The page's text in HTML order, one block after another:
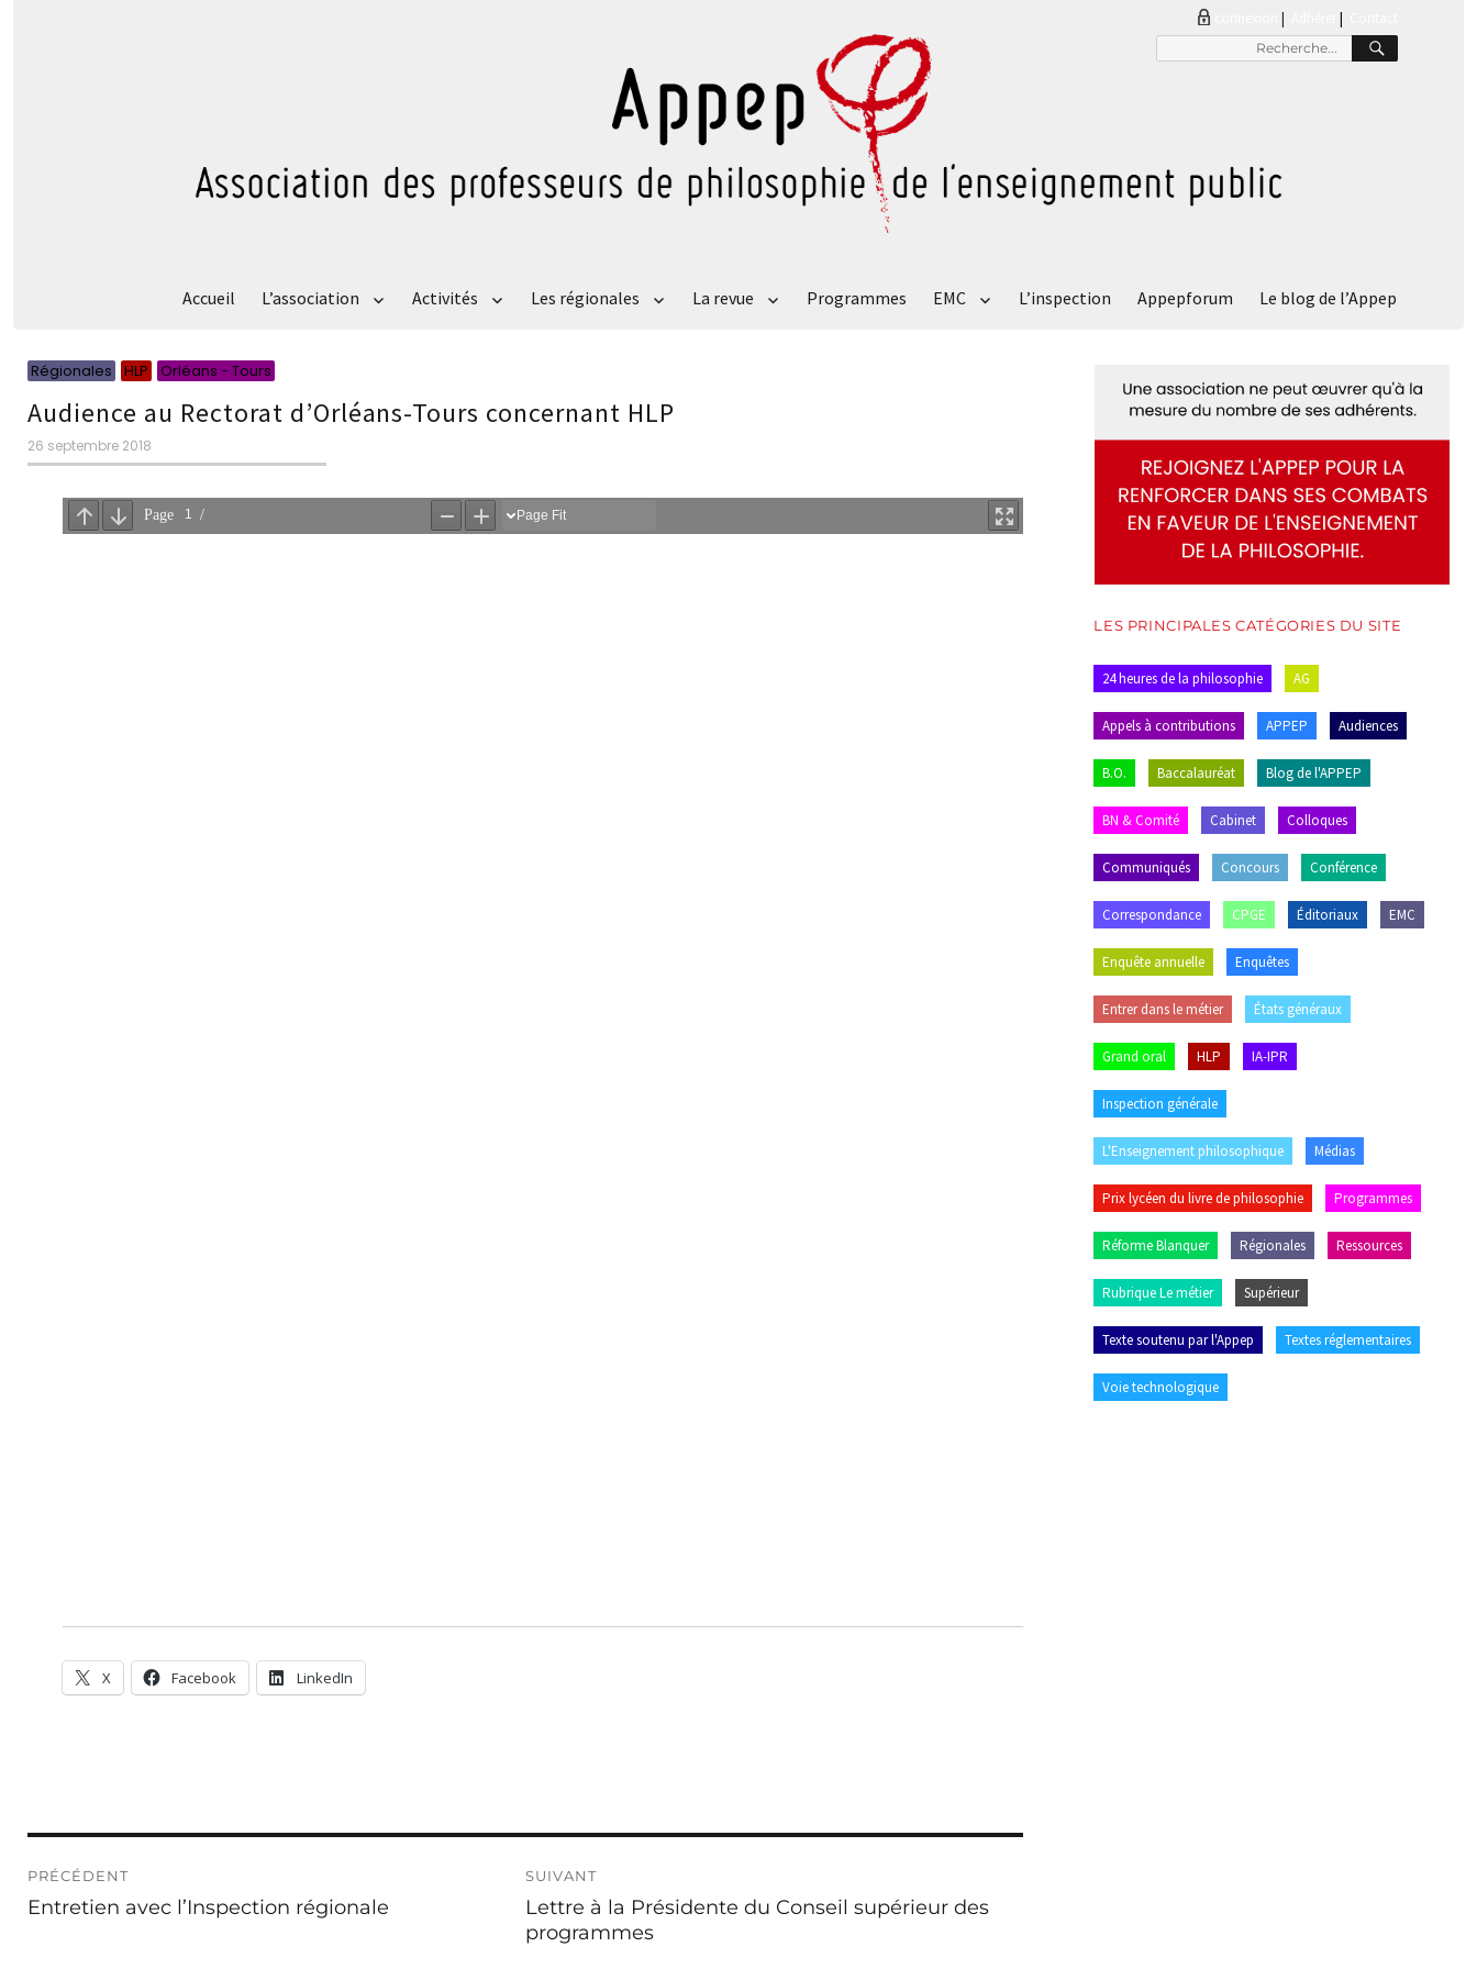
|
pour
Accueil L’association Activités Les régionales La revue Programmes EMC L’inspection Appepforum Le blog de l’Appep
Régionales HLP Orléans - Tours
Audience au Rectorat d’Orléans-Tours concernant HLP
Publié
le
26 septembre 2018
X Facebook LinkedIn
de
l’article
PRÉCÉDENT
Publication
Entretien avec l’Inspection régionale
SUIVANT
Publication
suivante :
Lettre à la Présidente du Conseil supérieur des
programmes
LES PRINCIPALES CATÉGORIES DU SITE
24 heures de la philosophie AG
Appels à contributions APPEP Audiences
B.O. Baccalauréat Blog de l'APPEP
BN & Comité Cabinet Colloques
Communiqués Concours Conférence
Correspondance CPGE Éditoriaux EMC
Enquête annuelle Enquêtes
Entrer dans le métier États généraux
Grand oral HLP IA-IPR
Inspection générale
L'Enseignement philosophique Médias
Prix lycéen du livre de philosophie Programmes
Réforme Blanquer Régionales Ressources
Rubrique Le métier Supérieur
Texte soutenu par l'Appep Textes réglementaires
Voie technologique